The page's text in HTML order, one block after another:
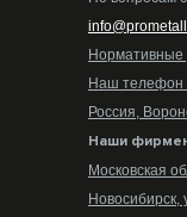
Нормативные
Наш телефон
Россия,
Наши
Московская
Новосибирск,